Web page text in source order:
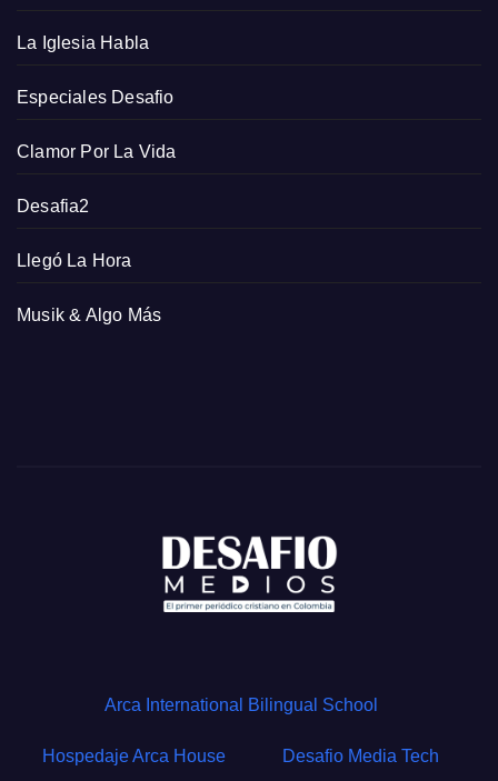
La Iglesia Habla
Especiales Desafio
Clamor Por La Vida
Desafia2
Llegó La Hora
Musik & Algo Más
Arca International Bilingual School
Hospedaje Arca House Desafio Media Tech